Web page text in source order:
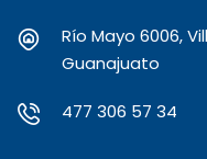
Río Mayo 6006,
Guanajuato
477 306 57 34